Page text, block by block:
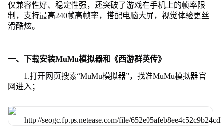
仅兼容性好、稳定性强，还突破了游戏在手机上的帧率限
制，支持最高240帧高帧率，搭配电脑大屏，视觉体验更丝
滑酷炫。
一、下载安装MuMu模拟器和《西游群英传》
1.打开网页搜索“MuMu模拟器”，找准MuMu模拟器官
网进入；